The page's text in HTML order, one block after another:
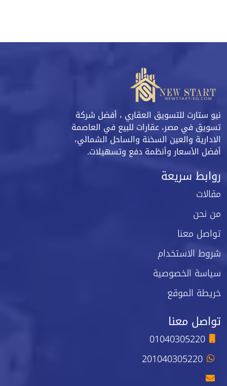
نيو ستارت للتسويق العقاري ، أفضل شركة
تسويق في مصر، عقارات للبيع في العاصمة
الادارية والعين السخنة والساحل الشمالي،
أفضل الأسعار وأنظمة دفع وتسهيلات.
روابط سريعة
مقالات
من نحن
تواصل معنا
شروط الاستخدام
سياسة الخصوصية
خريطة الموقع
تواصل معنا
01040305220
201040305220